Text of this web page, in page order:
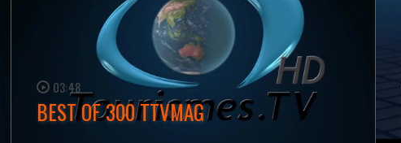
03:48
BEST OF 300 TTVMAG